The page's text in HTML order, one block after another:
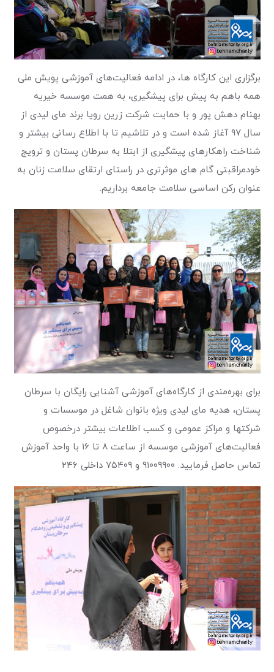
برگزاری این کارگاه ها، در ادامه فعالیت‌های آموزشی پویش ملی
همه باهم به پیش برای پیشگیری، به همت موسسه خیریه
بهنام دهش پور و با حمایت شرکت زرین رویا برند مای لیدی از
سال ۹۷ آغاز شده است و در تلاشیم تا با اطلاع رسانی بیشتر و
شناخت راهکارهای پیشگیری از ابتلا به سرطان پستان و ترویج
خودمراقبتی گام های موثرتری در راستای ارتقای سلامت زنان به
عنوان رکن اساسی سلامت جامعه برداریم.
برای بهره‌مندی از کارگاه‌های آموزشی آشنایی رایگان با سرطان
پستان، هدیه مای لیدی ویژه بانوان شاغل در موسسات و
شرکتها و مراکز عمومی و کسب اطلاعات بیشتر درخصوص
فعالیت‌های آموزشی موسسه از ساعت ۸ تا ۱۶ با واحد آموزش
تماس حاصل فرمایید. ۹۱۰۰۹۹۰۰ و ۷۵۴۰۹ داخلی ۲۴۶